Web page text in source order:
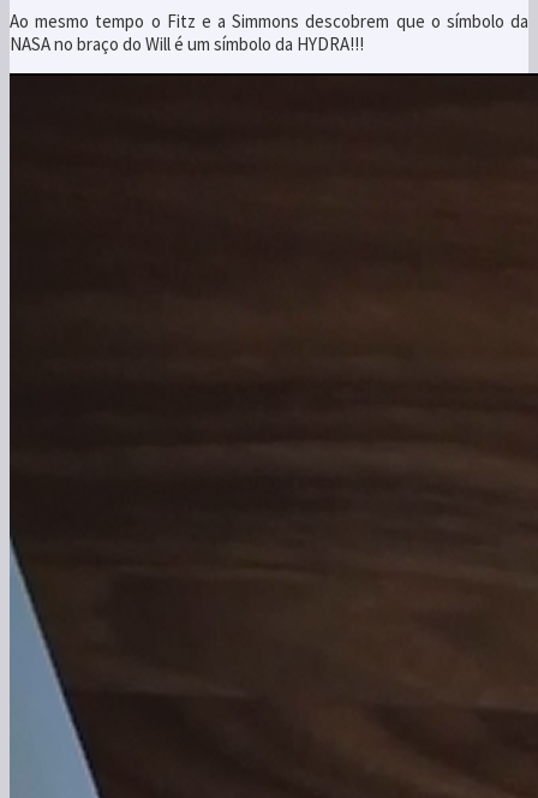
Ao mesmo tempo o Fitz e a Simmons descobrem que o símbolo da
NASA no braço do Will é um símbolo da HYDRA!!!